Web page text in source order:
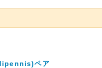
ペア